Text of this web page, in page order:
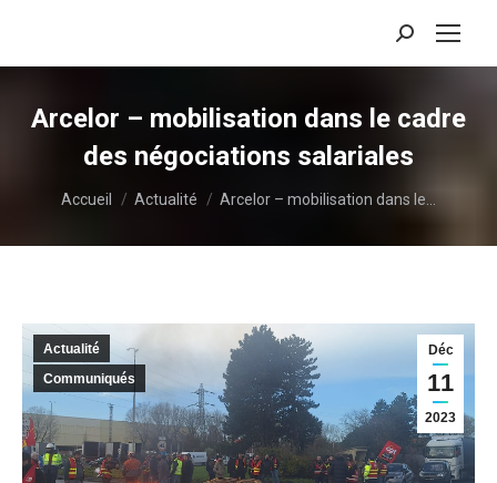
Recherche
:
Arcelor – mobilisation dans le cadre
des négociations salariales
Vous êtes ici :
Accueil Actualité Arcelor – mobilisation dans le…
Déc
11
2023
Actualité
Communiqués